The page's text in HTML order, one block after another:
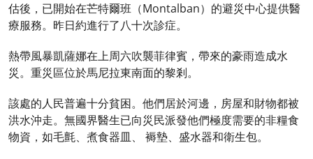
估後，已開始在芒特爾班（Montalban）的避災中心提供醫
療服務。昨日約進行了八十次診症。
熱帶風暴凱薩娜在上周六吹襲菲律賓，帶來的豪雨造成水
災。重災區位於馬尼拉東南面的黎剎。
該處的人民普遍十分貧困。他們居於河邊，房屋和財物都被
洪水沖走。無國界醫生已向災民派發他們極度需要的非糧食
物資，如毛氈、煮食器皿、 褥墊、盛水器和衛生包。